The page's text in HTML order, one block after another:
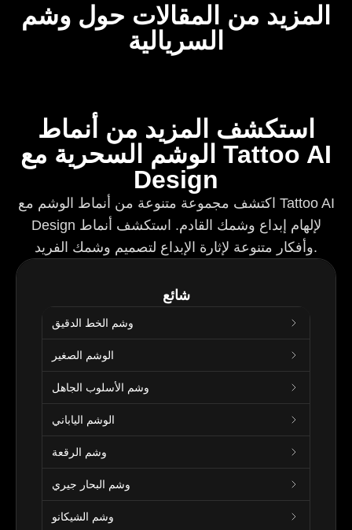
المزيد من المقالات حول وشم
السريالية
استكشف المزيد من أنماط
الوشم السحرية مع Tattoo AI
Design
اكتشف مجموعة متنوعة من أنماط الوشم مع Tattoo AI
Design لإلهام إبداع وشمك القادم. استكشف أنماط
وأفكار متنوعة لإثارة الإبداع لتصميم وشمك الفريد.
شائع
وشم الخط الدقيق
الوشم الصغير
وشم الأسلوب الجاهل
الوشم الياباني
وشم الرقعة
وشم البحار جيري
وشم الشيكانو